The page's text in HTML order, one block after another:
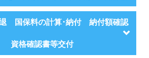
退 国保料の計算･納付 納付額確認
資格確認書等交付